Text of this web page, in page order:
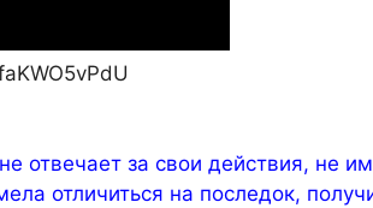
отвечает за свои действия, не
отличиться на последок,